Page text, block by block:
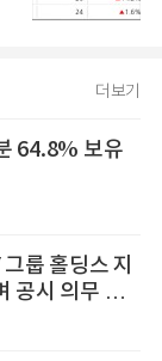
더보기
64.8% 보유
룹 홀딩스 지
공시 의무 종